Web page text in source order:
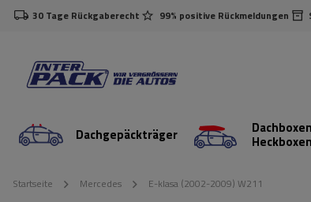
30 Tage Rückgaberecht 99% positive Rückmeldungen
Dachgepäckträger Heckboxen
Startseite Mercedes E-klasa (2002-2009) W211